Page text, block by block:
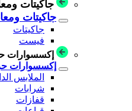
جاكيتات
جاكيتات
جاكيتات
فيست
إكسسوارات
إكسسوارات
الملابس
شرابات
قفازات